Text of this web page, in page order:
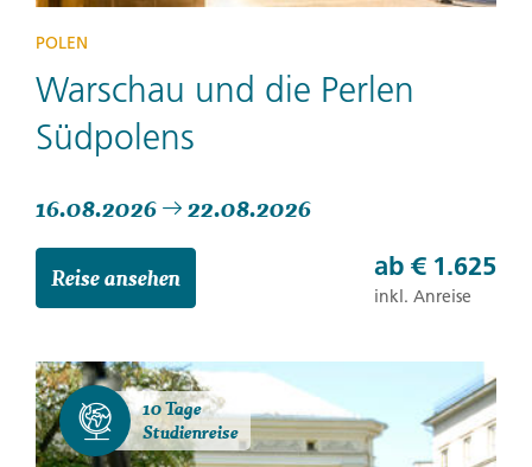
POLEN
Warschau und die Perlen
Südpolens
16.08.2026 22.08.2026
Reise ansehen ab € 1.625
inkl. Anreise
10 Tage
Studienreise